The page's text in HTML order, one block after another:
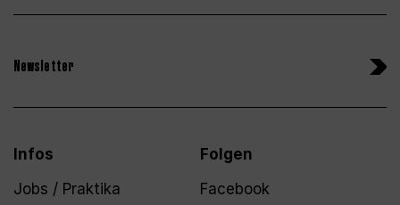
Newsletter
Infos
Jobs / Praktika
Folgen
Facebook